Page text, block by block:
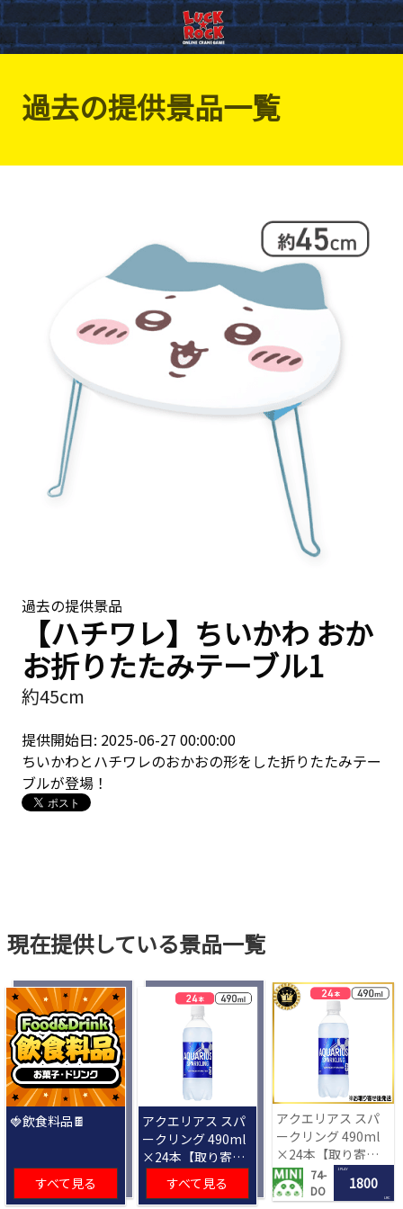
過去の提供景品一覧
過去の提供景品
【ハチワレ】ちいかわ おか
お折りたたみテーブル1
約45cm
提供開始日: 2025-06-27 00:00:00
ちいかわとハチワレのおかおの形をした折りたたみテー
ブルが登場！
現在提供している景品一覧
🍓飲食料品🍫
すべて見る
アクエリアス スパ
ークリング 490ml
×24本【取り寄せ
入荷後次第発送】
すべて見る
アクエリアス スパ
ークリング 490ml
×24本【取り寄せ
入荷後次第発送】
74-
DO
1 PLAY
1800
LRC